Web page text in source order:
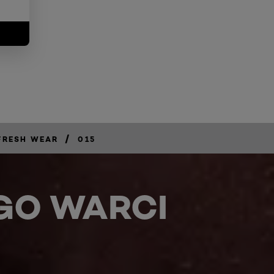
WEAR / 015
WARCI